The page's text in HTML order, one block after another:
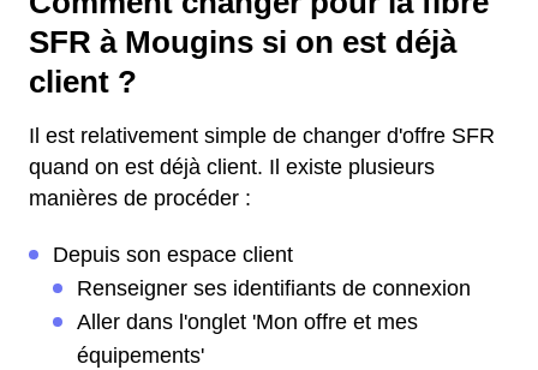
SFR à Mougins si on est déjà
client ?
Il est relativement simple de changer d'offre SFR
quand on est déjà client. Il existe plusieurs
manières de procéder :
Depuis son espace client
Renseigner ses identifiants de connexion
Aller dans l'onglet 'Mon offre et mes
équipements'